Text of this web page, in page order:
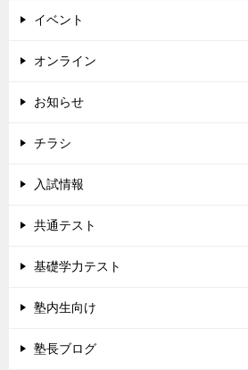
イベント
オンライン
お知らせ
チラシ
入試情報
共通テスト
基礎学力テスト
塾内生向け
塾長ブログ